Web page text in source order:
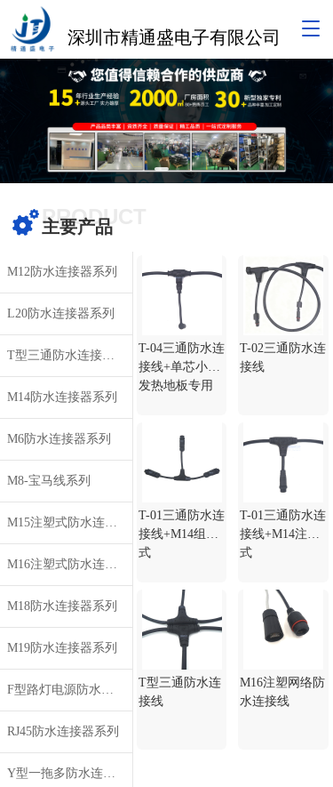
T
g
v
i
i
o
n
深圳市精通盛电子有限公司
M12防水连接器系列
L20防水连接器系列
T型三通防水连接器系列
M14防水连接器系列
M6防水连接器系列
M8-宝马线系列
M15注塑式防水连接线系列
M16注塑式防水连接器系列
M18防水连接器系列
M19防水连接器系列
F型路灯电源防水插头系列
RJ45防水连接器系列
Y型一拖多防水连接线系列
T-04三通防水连
接线+单芯小T
发热地板专用
T-02三通防水连
接线
T-01三通防水连
接线+M14组装
式
T-01三通防水连
接线+M14注塑
式
T型三通防水连
接线
M16注塑网络防
水连接线
PRODUCT
主要产品